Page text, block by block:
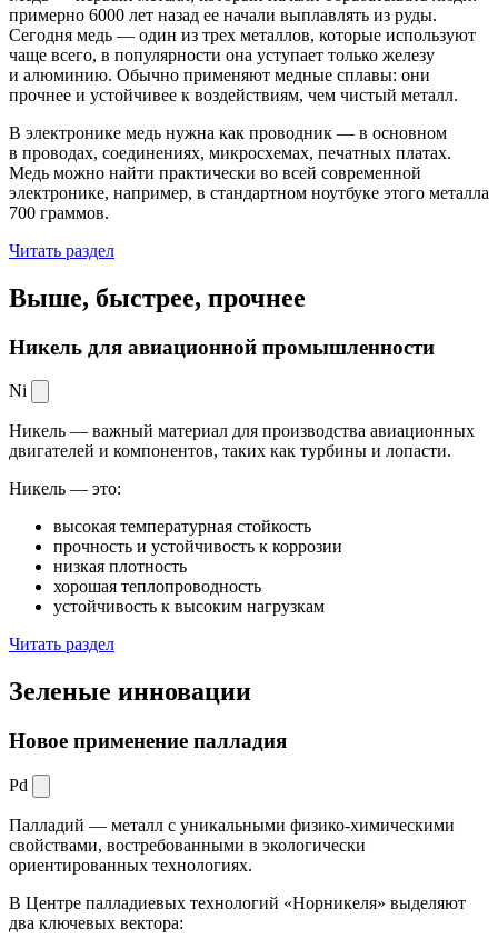
примерно 6000 лет назад ее начали выплавлять из руды.
Сегодня медь — один из трех металлов, которые используют
чаще всего, в популярности она уступает только железу
и алюминию. Обычно применяют медные сплавы: они
прочнее и устойчивее к воздействиям, чем чистый металл.
В электронике медь нужна как проводник — в основном
в проводах, соединениях, микросхемах, печатных платах.
Медь можно найти практически во всей современной
электронике, например, в стандартном ноутбуке этого металла
700 граммов.
Читать раздел
Выше, быстрее, прочнее
Никель для авиационной промышленности
Ni
Никель — важный материал для производства авиационных
двигателей и компонентов, таких как турбины и лопасти.
Никель — это:
высокая температурная стойкость
прочность и устойчивость к коррозии
низкая плотность
хорошая теплопроводность
устойчивость к высоким нагрузкам
Читать раздел
Зеленые инновации
Новое применение палладия
Pd
Палладий — металл с уникальными физико-химическими
свойствами, востребованными в экологически
ориентированных технологиях.
В Центре палладиевых технологий «Норникеля» выделяют
два ключевых вектора: